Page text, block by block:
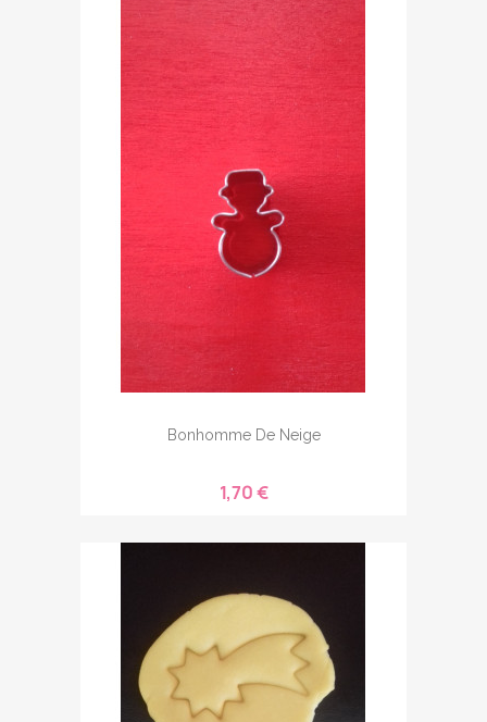
Bonhomme De Neige
1,70 €